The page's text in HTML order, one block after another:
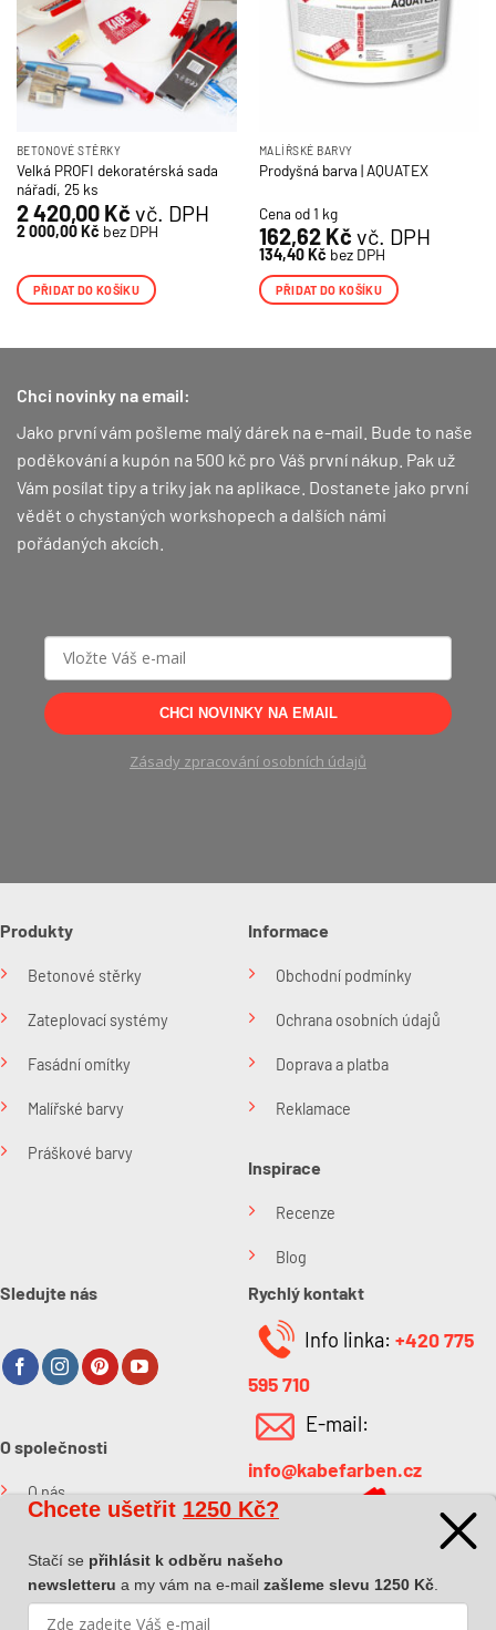
BETONOVÉ STĚRKY
Velká PROFI dekoratérská sada
nářadí, 25 ks
2 420,00 Kč vč. DPH
2 000,00Kč bez DPH
PŘIDAT DO KOŠÍKU
MALÍŘSKÉ BARVY
Prodyšná barva | AQUATEX
Cena od 1 kg
162,62 Kč vč. DPH
134,40Kč bez DPH
PŘIDAT DO KOŠÍKU
Chci novinky na email:
Jako první vám pošleme malý dárek na e-mail. Bude to naše
poděkování a kupón na 500 kč pro Váš první nákup. Pak už
Vám posílat tipy a triky jak na aplikace. Dostanete jako první
vědět o chystaných workshopech a dalších námi
pořádaných akcích.
CHCI NOVINKY NA EMAIL
Zásady zpracování osobních údajů
Produkty
Betonové stěrky
Zateplovací systémy
Fasádní omítky
Malířské barvy
Práškové barvy
Informace
Obchodní podmínky
Ochrana osobních údajů
Doprava a platba
Reklamace
Inspirace
Recenze
Blog
Sledujte nás
O společnosti
O nás
Rychlý kontakt
Info linka: +420 775
595 710
E-mail:
info@kabefarben.cz
Chcete ušetřit 1250 Kč?
Stačí se přihlásit k odběru našeho
newsletteru a my vám na e-mail zašleme slevu 1250 Kč